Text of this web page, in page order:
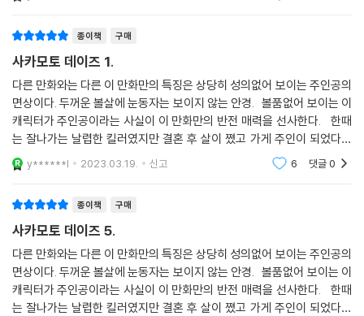
종이책 구매
사카모토 데이즈 1.
다른 만화와는 다른 이 만화만의 특징은 상당히 성의없어 보이는 주인공의
면상이다. 두꺼운 볼살에 눈동자는 보이지 않는 안경. 볼품없어 보이는 이
캐릭터가 주인공이라는 사실이 이 만화만의 반전 매력을 선사한다. 한때
는 잘나가는 날렵한 킬러였지만 결혼 후 살이 쪘고 가게 주인이 되었다는
설정. 그러나 여전히 살아있는 전설이기에 거기에 따르는 다양한 에피소드
y******l 2023.03.19. 신고 6 댓글0
종이책 구매
사카모토 데이즈 5.
다른 만화와는 다른 이 만화만의 특징은 상당히 성의없어 보이는 주인공의
면상이다. 두꺼운 볼살에 눈동자는 보이지 않는 안경. 볼품없어 보이는 이
캐릭터가 주인공이라는 사실이 이 만화만의 반전 매력을 선사한다. 한때
는 잘나가는 날렵한 킬러였지만 결혼 후 살이 쪘고 가게 주인이 되었다는